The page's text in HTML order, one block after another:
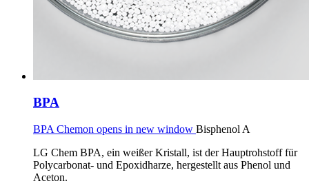
BPA
BPA Chemon opens in new window Bisphenol A
LG Chem BPA, ein weißer Kristall, ist der Hauptrohstoff für
Polycarbonat- und Epoxidharze, hergestellt aus Phenol und
Aceton.